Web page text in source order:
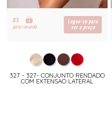
R$
para revenda
Logue-se para
ver o preço
327 - 327- CONJUNTO RENDADO
COM EXTENSAO LATERAL